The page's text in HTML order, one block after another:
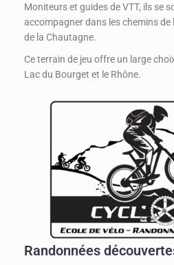
Moniteurs et guides de VTT, ils se
accompagner dans les chemins de
de la Chautagne.
Ce terrain de jeu offre un large
Lac du Bourget et le Rhône.
Randonnées